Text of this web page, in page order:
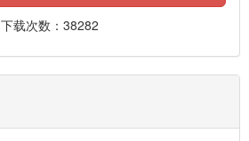
下载次数：38282